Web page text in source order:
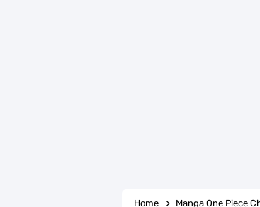
Home Manga One Piece